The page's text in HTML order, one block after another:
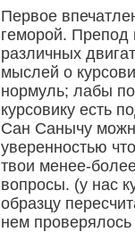
Первое
геморой. Препод
различных
мыслей о
нормуль; лабы
курсовику есть
Сан Санычу
уверенностью
твои менее-
вопросы. (у нас
образцу
нем